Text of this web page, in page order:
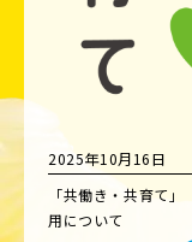
2025年10月16日
「共働き・共育て
用について